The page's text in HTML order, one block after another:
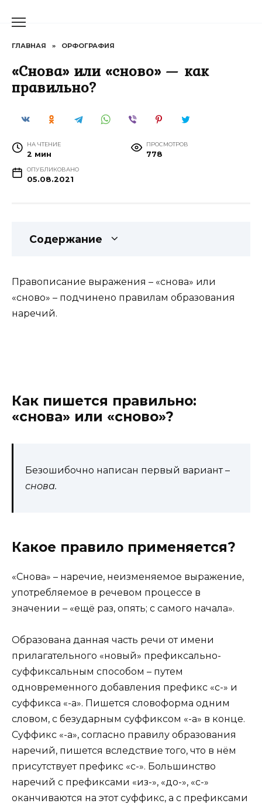
ГЛАВНАЯ » ОРФОГРАФИЯ
«Снова» или «сново» — как
правильно?
НА ЧТЕНИЕ
2 мин
ПРОСМОТРОВ
778
ОПУБЛИКОВАНО
05.08.2021
Содержание
Правописание выражения – «снова» или
«сново» – подчинено правилам образования
наречий.
Как пишется правильно:
«снова» или «сново»?
Безошибочно написан первый вариант –
снова.
Какое правило применяется?
«Снова» – наречие, неизменяемое выражение,
употребляемое в речевом процессе в
значении – «ещё раз, опять; с самого начала».
Образована данная часть речи от имени
прилагательного «новый» префиксально-
суффиксальным способом – путем
одновременного добавления префикс «с-» и
суффикса «-а». Пишется словоформа одним
словом, с безударным суффиксом «-а» в конце.
Суффикс «-а», согласно правилу образования
наречий, пишется вследствие того, что в нём
присутствует префикс «с-». Большинство
наречий с префиксами «из-», «до-», «с-»
оканчиваются на этот суффикс, а с префиксами